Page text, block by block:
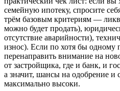
семейную ипотеку, спросите
трём базовым критериям —
можно будет продать),
отсутствие аварийности),
износ). Если по хотя бы одному
перенаправить внимание на
от застройщика, где и банк, и
а значит, шансы на одобрение и
максимально высоки.